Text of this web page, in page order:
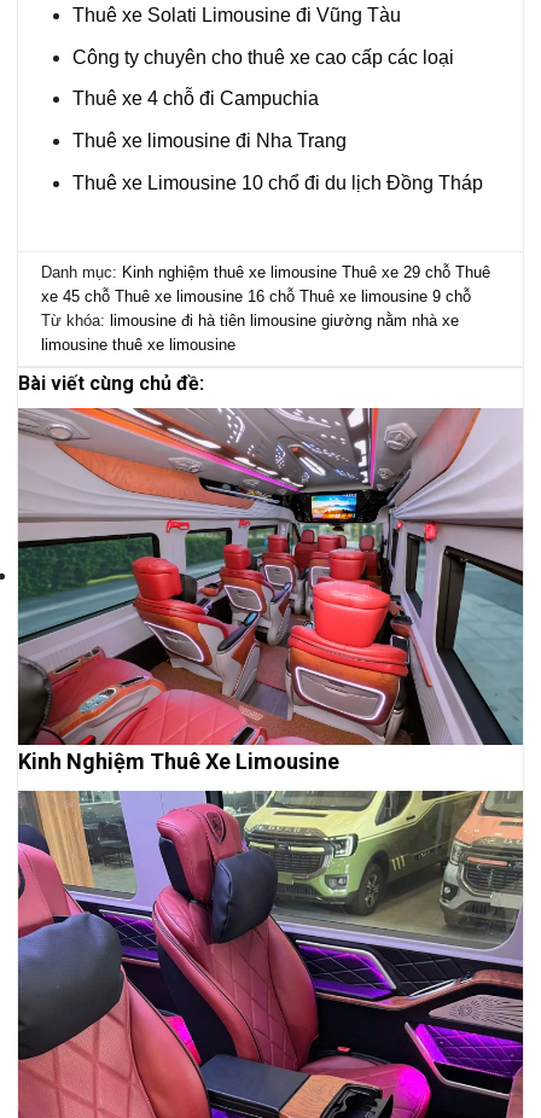
Thuê xe Solati Limousine đi Vũng Tàu
Công ty chuyên cho thuê xe cao cấp các loại
Thuê xe 4 chỗ đi Campuchia
Thuê xe limousine đi Nha Trang
Thuê xe Limousine 10 chổ đi du lịch Đồng Tháp
Danh mục: Kinh nghiệm thuê xe limousine Thuê xe 29 chỗ Thuê
xe 45 chỗ Thuê xe limousine 16 chỗ Thuê xe limousine 9 chỗ
Từ khóa: limousine đi hà tiên limousine giường nằm nhà xe
limousine thuê xe limousine
Bài viết cùng chủ đề:
Kinh Nghiệm Thuê Xe Limousine